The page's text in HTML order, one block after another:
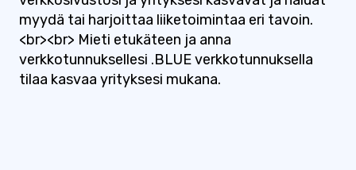
myydä tai harjoittaa liiketoimintaa eri tavoin.
<br><br> Mieti etukäteen ja anna
verkkotunnuksellesi .BLUE verkkotunnuksella
tilaa kasvaa yrityksesi mukana.